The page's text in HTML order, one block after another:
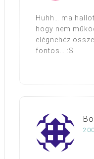
Huhh… ma
hogy nem
elégnehéz
fontos… :S